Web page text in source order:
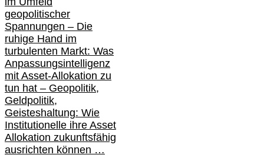
geopolitischer
Spannungen – Die
ruhige Hand im
turbulenten Markt: Was
Anpassungsintelligenz
mit Asset-Allokation zu
tun hat – Geopolitik,
Geldpolitik,
Geisteshaltung: Wie
Institutionelle ihre Asset
Allokation zukunftsfähig
ausrichten können …